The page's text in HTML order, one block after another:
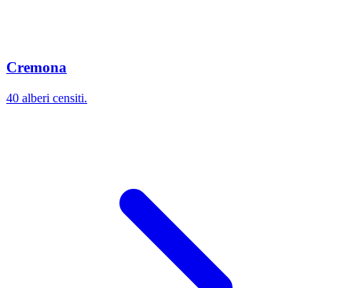
Cremona
40 alberi censiti.